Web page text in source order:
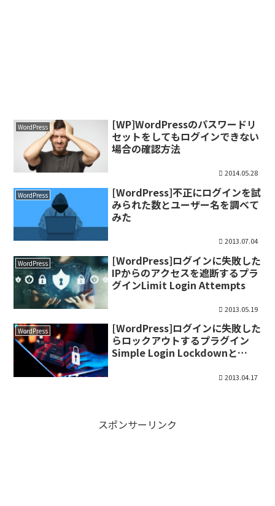
WordPress
[WP]WordPressのパスワードリ
セットをしてもログインできない
場合の確認方法
2014.05.28
WordPress
[WordPress]不正にログインを試
みられた数とユーザー名を調べて
みた
2013.07.04
WordPress
[WordPress]ログインに失敗した
IPからのアクセスを遮断するプラ
グインLimit Login Attempts
2013.05.19
WordPress
[WordPress]ログインに失敗した
らロックアウトするプラグイン
Simple Login Lockdownと
2013.04.17
スポンサーリンク